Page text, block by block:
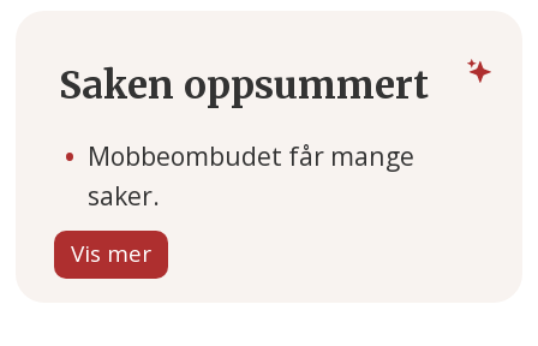
Saken oppsummert
Mobbeombudet får mange
saker.
Tillit mellom voksne kan snu
dem.